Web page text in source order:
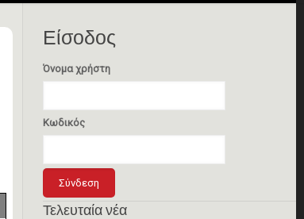
Είσοδος
Όνομα χρήστη
Κωδικός
Τελευταία νέα